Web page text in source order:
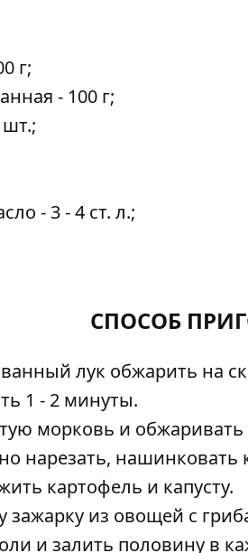
г;
- 100 г;
- 3 - 4 ст. л.;
СПОСОБ
лук обжарить на
1 - 2 минуты.
морковь и
нарезать, нашинковать
картофель и капусту.
зажарку из овощей с
и залить половину в